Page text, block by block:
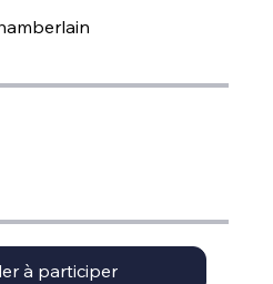
à participer